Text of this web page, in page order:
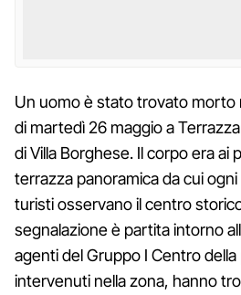
Un uomo è stato trovato morto
di martedì 26 maggio a
di Villa Borghese. Il corpo era ai
terrazza panoramica da cui ogni
turisti osservano il centro
segnalazione è partita intorno
agenti del Gruppo I Centro della
intervenuti nella zona, hanno